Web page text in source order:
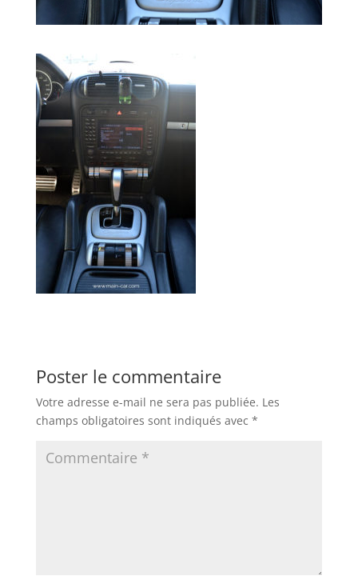
Poster le commentaire
Votre adresse e-mail ne sera pas publiée. Les
champs obligatoires sont indiqués avec *